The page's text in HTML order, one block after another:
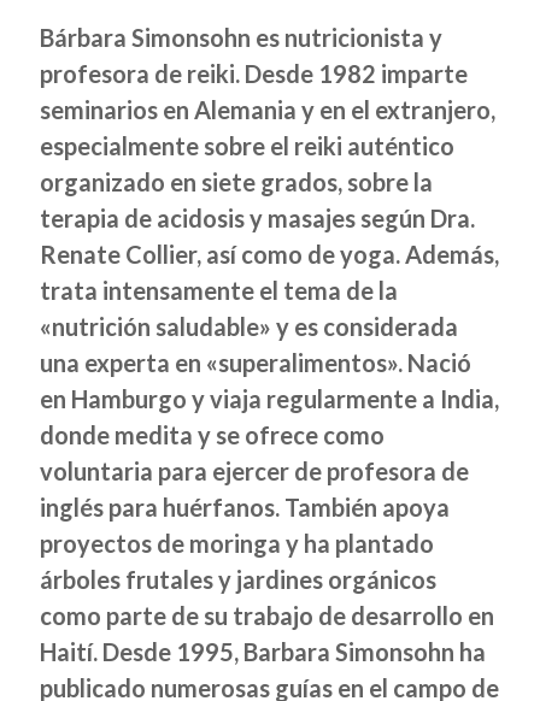
Bárbara Simonsohn es nutricionista y
profesora de reiki. Desde 1982 imparte
seminarios en Alemania y en el extranjero,
especialmente sobre el reiki auténtico
organizado en siete grados, sobre la
terapia de acidosis y masajes según Dra.
Renate Collier, así como de yoga. Además,
trata intensamente el tema de la
«nutrición saludable» y es considerada
una experta en «superalimentos». Nació
en Hamburgo y viaja regularmente a India,
donde medita y se ofrece como
voluntaria para ejercer de profesora de
inglés para huérfanos. También apoya
proyectos de moringa y ha plantado
árboles frutales y jardines orgánicos
como parte de su trabajo de desarrollo en
Haití. Desde 1995, Barbara Simonsohn ha
publicado numerosas guías en el campo de